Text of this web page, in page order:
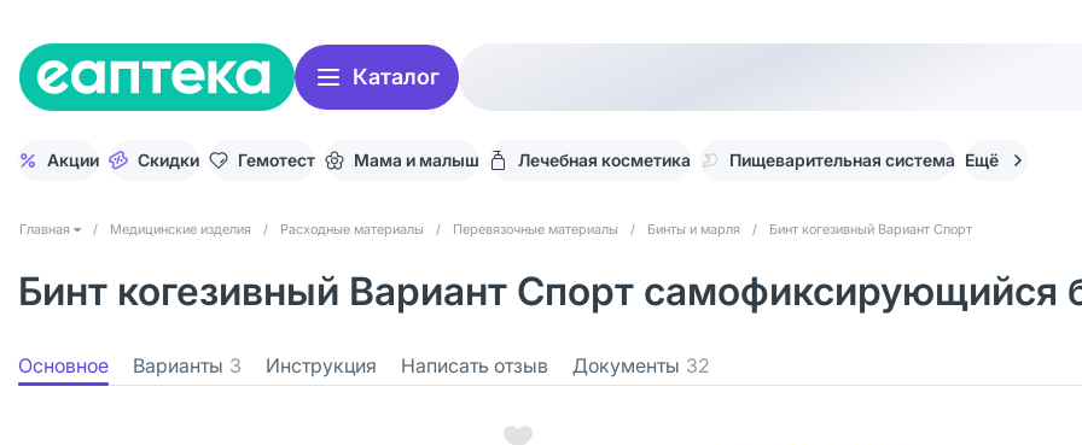
Каталог
Акции Скидки Гемотест Мама и малыш Лечебная косметика Пищеварительная система Ещё
Главная / Медицинские изделия / Расходные материалы / Перевязочные материалы / Бинты и марля / Бинт когезивный Вариант Спорт
Бинт когезивный Вариант Спорт
Основное Варианты 3 Инструкция Написать отзыв Документы 32